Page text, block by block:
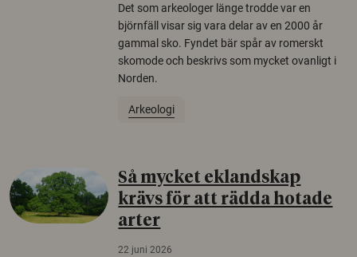
Det som arkeologer länge trodde var en
björnfäll visar sig vara delar av en 2000 år
gammal sko. Fyndet bär spår av romerskt
skomode och beskrivs som mycket ovanligt i
Norden.
Arkeologi
Så mycket eklandskap
krävs för att rädda hotade
arter
22 juni 2026